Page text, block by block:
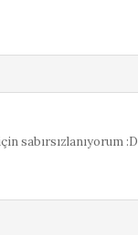
sabırsızlanıyorum :D